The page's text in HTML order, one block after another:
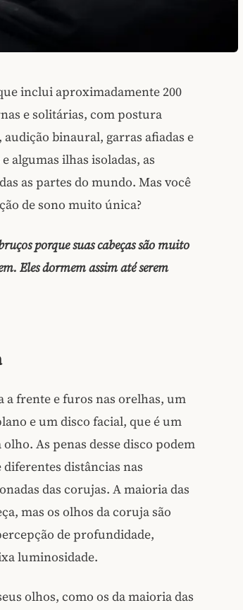
inclui aproximadamente 200
e solitárias, com postura
binaural, garras afiadas e
algumas ilhas isoladas, as
as partes do mundo. Mas você
de sono muito única?
porque suas cabeças são muito
Eles dormem assim até serem
a frente e furos nas orelhas, um
e um disco facial, que é um
As penas desse disco podem
distâncias nas
das corujas. A maioria das
mas os olhos da coruja são
de profundidade,
luminosidade.
olhos, como os da maioria das